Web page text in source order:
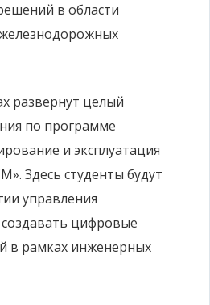
в области
развернут целый
по программе
и эксплуатация
Здесь студенты будут
управления
цифровые
в рамках инженерных